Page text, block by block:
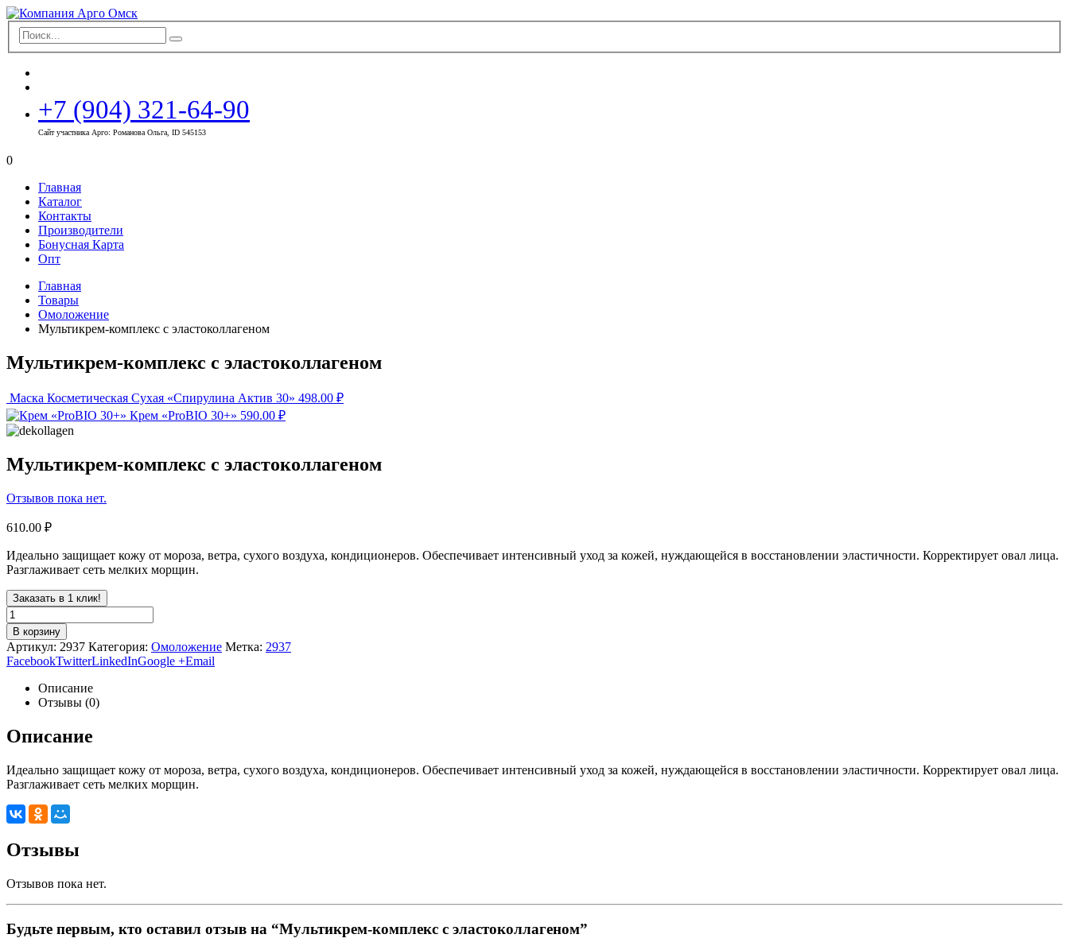
+7 (904) 321-64-90
Сайт участника Арго: Романова Ольга, ID 545153
0
Главная
Каталог
Контакты
Производители
Бонусная Карта
Опт
Главная
Товары
Омоложение
Мультикрем-комплекс с эластоколлагеном
Мультикрем-комплекс с эластоколлагеном
Маска Косметическая Сухая «Спирулина Актив 30» 498.00 ₽
Крем «ProBIO 30+» 590.00 ₽
Мультикрем-комплекс с эластоколлагеном
Отзывов пока нет.
610.00 ₽
Идеально защищает кожу от мороза, ветра, сухого воздуха, кондиционеров. Обеспечивает интенсивный уход за кожей, нуждающейся в восстановлении эластичности. Корректирует овал лица.
Разглаживает сеть мелких морщин.
Заказать в 1 клик!
В корзину
Артикул: 2937 Категория: Омоложение Метка: 2937
FacebookTwitterLinkedInGoogle +Email
Описание
Отзывы (0)
Описание
Идеально защищает кожу от мороза, ветра, сухого воздуха, кондиционеров. Обеспечивает интенсивный уход за кожей, нуждающейся в восстановлении эластичности. Корректирует овал лица.
Разглаживает сеть мелких морщин.
Отзывы
Отзывов пока нет.
Будьте первым, кто оставил отзыв на “Мультикрем-комплекс с эластоколлагеном”